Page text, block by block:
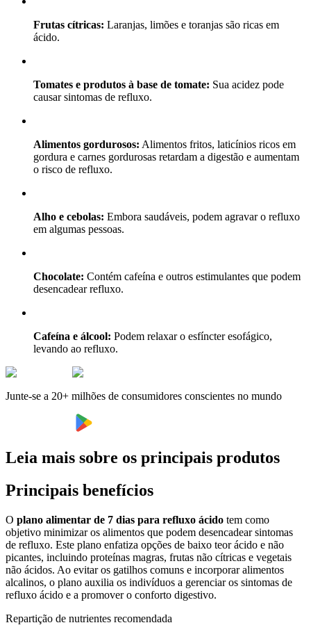
Frutas cítricas: Laranjas, limões e toranjas são ricas em
ácido.
Tomates e produtos à base de tomate: Sua acidez pode
causar sintomas de refluxo.
Alimentos gordurosos: Alimentos fritos, laticínios ricos em
gordura e carnes gordurosas retardam a digestão e aumentam
o risco de refluxo.
Alho e cebolas: Embora saudáveis, podem agravar o refluxo
em algumas pessoas.
Chocolate: Contém cafeína e outros estimulantes que podem
desencadear refluxo.
Cafeína e álcool: Podem relaxar o esfíncter esofágico,
levando ao refluxo.
Junte-se a 20+ milhões de consumidores conscientes no mundo
Leia mais sobre os principais produtos
Principais benefícios
O plano alimentar de 7 dias para refluxo ácido tem como
objetivo minimizar os alimentos que podem desencadear sintomas
de refluxo. Este plano enfatiza opções de baixo teor ácido e não
picantes, incluindo proteínas magras, frutas não cítricas e vegetais
não ácidos. Ao evitar os gatilhos comuns e incorporar alimentos
alcalinos, o plano auxilia os indivíduos a gerenciar os sintomas de
refluxo ácido e a promover o conforto digestivo.
Repartição de nutrientes recomendada